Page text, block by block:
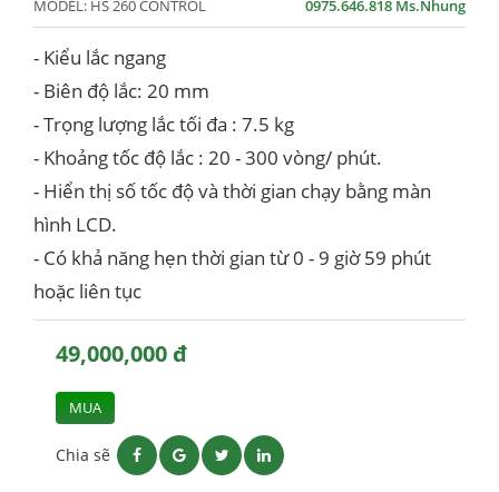
MODEL: HS 260 CONTROL 0975.646.818 Ms.Nhung
- Kiểu lắc ngang
- Biên độ lắc: 20 mm
- Trọng lượng lắc tối đa : 7.5 kg
- Khoảng tốc độ lắc : 20 - 300 vòng/ phút.
- Hiển thị số tốc độ và thời gian chạy bằng màn
hình LCD.
- Có khả năng hẹn thời gian từ 0 - 9 giờ 59 phút
hoặc liên tục
49,000,000 đ
MUA
Chia sẽ